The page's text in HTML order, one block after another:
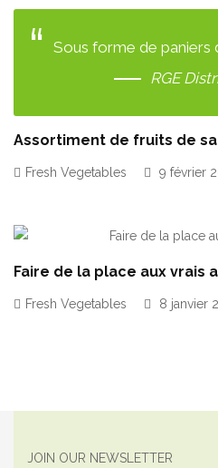
Sous forme de paniers
RGE
Assortiment de fruits de
Fresh Vegetables 9 février
Faire de la place aux vrais
Fresh Vegetables 8 janvier
JOIN OUR NEWSLETTER